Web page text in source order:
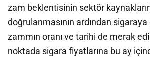
zam beklentisinin sektör
doğrulanmasının ardından
zammın oranı ve tarihi de merak
noktada sigara fiyatlarına bu ay